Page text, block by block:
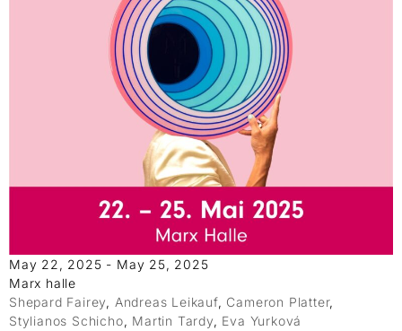
May 22, 2025 - May 25, 2025
Marx halle
Shepard Fairey, Andreas Leikauf, Cameron Platter,
Stylianos Schicho, Martin Tardy, Eva Yurková